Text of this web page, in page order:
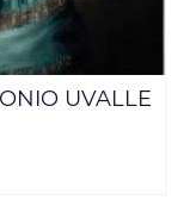
UVALLE